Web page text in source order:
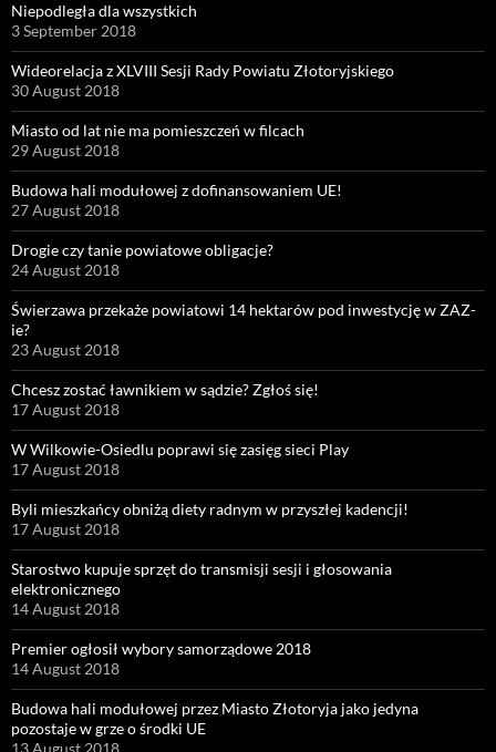
Niepodległa dla wszystkich
3 September 2018
Wideorelacja z XLVIII Sesji Rady Powiatu Złotoryjskiego
30 August 2018
Miasto od lat nie ma pomieszczeń w filcach
29 August 2018
Budowa hali modułowej z dofinansowaniem UE!
27 August 2018
Drogie czy tanie powiatowe obligacje?
24 August 2018
Świerzawa przekaże powiatowi 14 hektarów pod inwestycję w ZAZ-
ie?
23 August 2018
Chcesz zostać ławnikiem w sądzie? Zgłoś się!
17 August 2018
W Wilkowie-Osiedlu poprawi się zasięg sieci Play
17 August 2018
Byli mieszkańcy obniżą diety radnym w przyszłej kadencji!
17 August 2018
Starostwo kupuje sprzęt do transmisji sesji i głosowania
elektronicznego
14 August 2018
Premier ogłosił wybory samorządowe 2018
14 August 2018
Budowa hali modułowej przez Miasto Złotoryja jako jedyna
pozostaje w grze o środki UE